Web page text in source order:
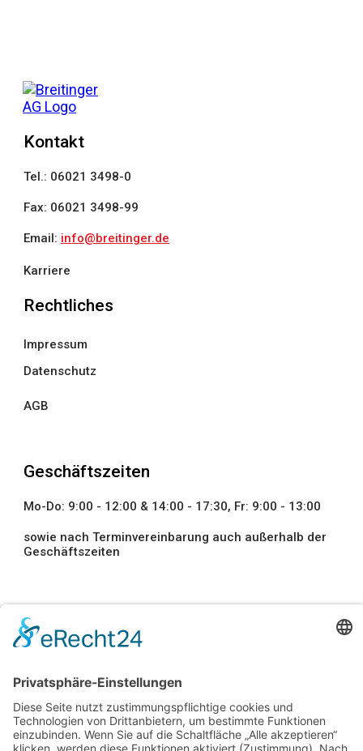
Kontakt
Tel.: 06021 3498-0
Fax: 06021 3498-99
Email: info@breitinger.de
Karriere
Rechtliches
Impressum
Datenschutz
AGB
Geschäftszeiten
Mo-Do: 9:00 - 12:00 & 14:00 - 17:30, Fr: 9:00 - 13:00
sowie nach Terminvereinbarung auch außerhalb der
Geschäftszeiten
Newsletter